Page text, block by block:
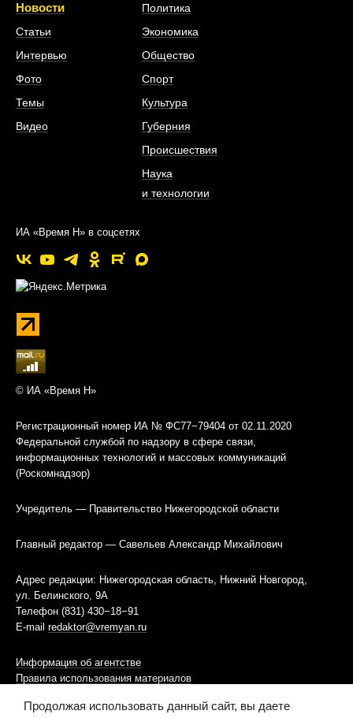
Новости
Статьи
Интервью
Фото
Темы
Видео
Политика
Экономика
Общество
Спорт
Культура
Губерния
Происшествия
Наука
и технологии
ИА «Время Н» в соцсетях
© ИА «Время Н»
Регистрационный номер ИА № ФС77−79404 от 02.11.2020
Федеральной службой по надзору в сфере связи,
информационных технологий и массовых коммуникаций
(Роскомнадзор)
Учредитель — Правительство Нижегородской области
Главный редактор — Савельев Александр Михайлович
Адрес редакции: Нижегородская область, Нижний Новгород,
ул. Белинского, 9А
Телефон (831) 430−18−91
E-mail redaktor@vremyan.ru
Информация об агентстве
Правила использования материалов
Информационная политика использования «cookies»-файлов
Продолжая использовать данный сайт, вы даете